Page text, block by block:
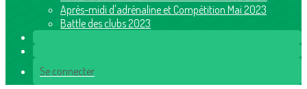
Après-midi d'adrénaline et Compétition Mai 2023
Battle des clubs 2023
Se connecter